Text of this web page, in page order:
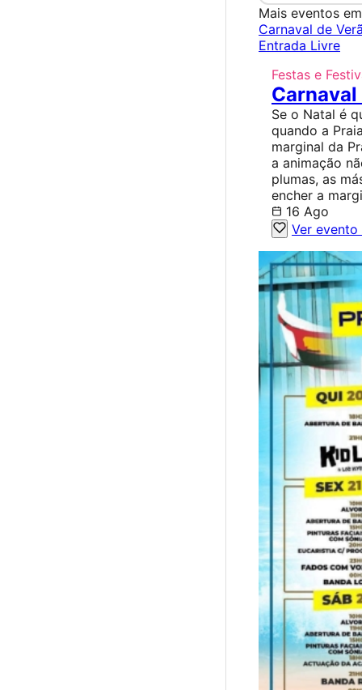
Mais eventos
Carnaval de
Entrada Livre
Festas e
Se o Natal é
quando a
marginal da
a animação
plumas, as
encher a
16 Ago
Ver